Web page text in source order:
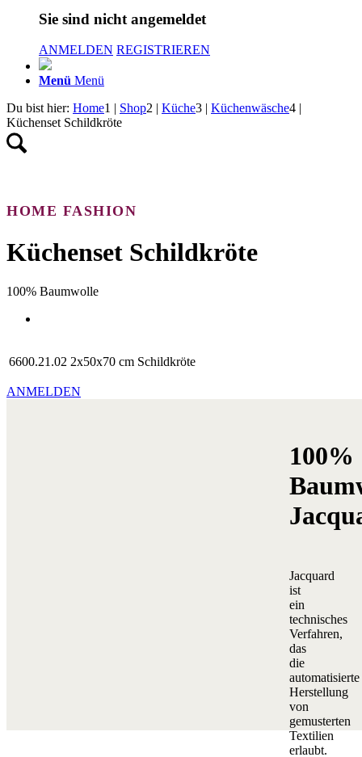
Sie sind nicht angemeldet
ANMELDEN REGISTRIEREN
Menü Menü
Du bist hier: Home1 | Shop2 | Küche3 | Küchenwäsche4 |
Küchenset Schildkröte
HOME FASHION
Küchenset Schildkröte
100% Baumwolle
6600.21.02 2x50x70 cm Schildkröte
ANMELDEN
100%
Jacquard
ist
ein
technisches
Verfahren,
das
die
automatisierte
Herstellung
von
gemusterten
Textilien
erlaubt.